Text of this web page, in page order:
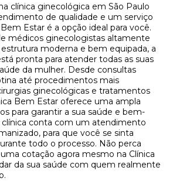
clínica ginecológica em São Paulo
de qualidade e um serviço
Estar é a opção ideal para você.
médicos ginecologistas altamente
moderna e bem equipada, a
pronta para atender todas as suas
da mulher. Desde consultas
até procedimentos mais
ginecológicas e tratamentos
Bem Estar oferece uma ampla
para garantir a sua saúde e bem-
clínica conta com um atendimento
para que você se sinta
todo o processo. Não perca
cotação agora mesmo na Clínica
da sua saúde com quem realmente